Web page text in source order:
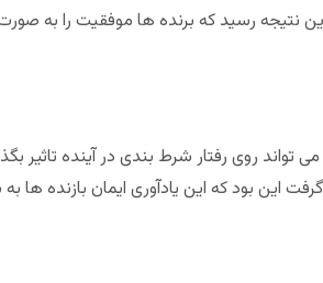
نتیجه رسید که برنده ها موفقیت را به
رفتار شرط بندی در آینده تاثیر بگذارد.
این بود که این یادآوری ایمان بازنده ها به